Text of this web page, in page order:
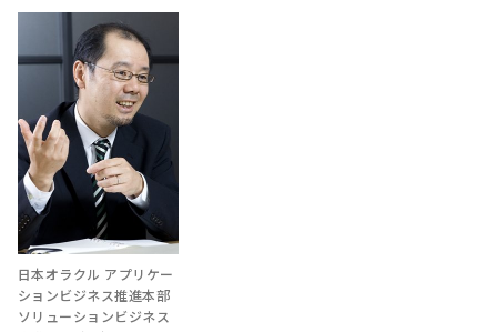
日本オラクル アプリケー
ションビジネス推進本部
ソリューションビジネス